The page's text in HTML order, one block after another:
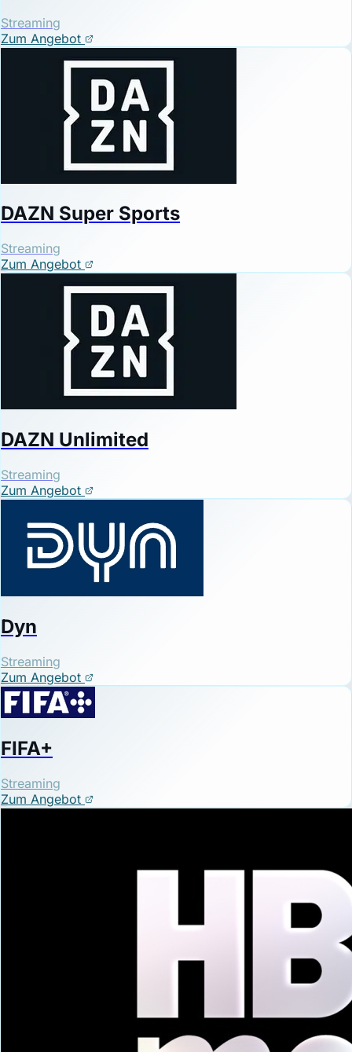
Streaming
Zum Angebot
DAZN Super Sports
Streaming
Zum Angebot
DAZN Unlimited
Streaming
Zum Angebot
Dyn
Streaming
Zum Angebot
FIFA+
Streaming
Zum Angebot